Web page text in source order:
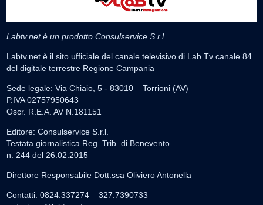
Labtv.net è un prodotto Consulservice S.r.l.
Labtv.net è il sito ufficiale del canale televisivo di Lab Tv canale 84
del digitale terrestre Regione Campania
Sede legale: Via Chiaio, 5 - 83010 – Torrioni (AV)
P.IVA 02757950643
Oscr. R.E.A. AV N.181151
Editore: Consulservice S.r.l.
Testata giornalistica Reg. Trib. di Benevento
n. 244 del 26.02.2015
Direttore Responsabile Dott.ssa Oliviero Antonella
Contatti: 0824.337274 – 327.7390733